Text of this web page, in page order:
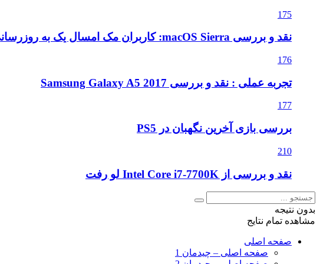
175
نقد و بررسی macOS Sierra: کاربران مک امسال یک به روزرسانی متوسط را دریافت می کنند
176
تجربه عملی : نقد و بررسی Samsung Galaxy A5 2017
177
بررسی بازی آخرین نگهبان در PS5
210
نقد و بررسی از Intel Core i7-7700K لو رفت
بدون نتیجه
مشاهده تمام نتایج
صفحه اصلی
صفحه اصلی – چیدمان 1